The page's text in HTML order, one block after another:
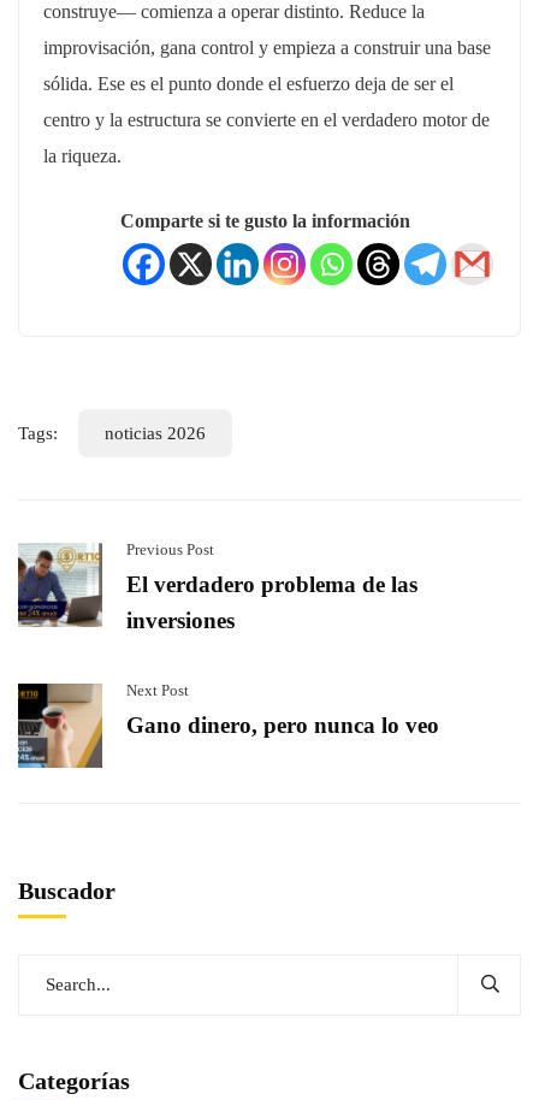
construye— comienza a operar distinto. Reduce la
improvisación, gana control y empieza a construir una base
sólida. Ese es el punto donde el esfuerzo deja de ser el
centro y la estructura se convierte en el verdadero motor de
la riqueza.
Comparte si te gusto la información
Tags: noticias 2026
Previous Post
El verdadero problema de las
inversiones
Next Post
Gano dinero, pero nunca lo veo
Buscador
Categorías